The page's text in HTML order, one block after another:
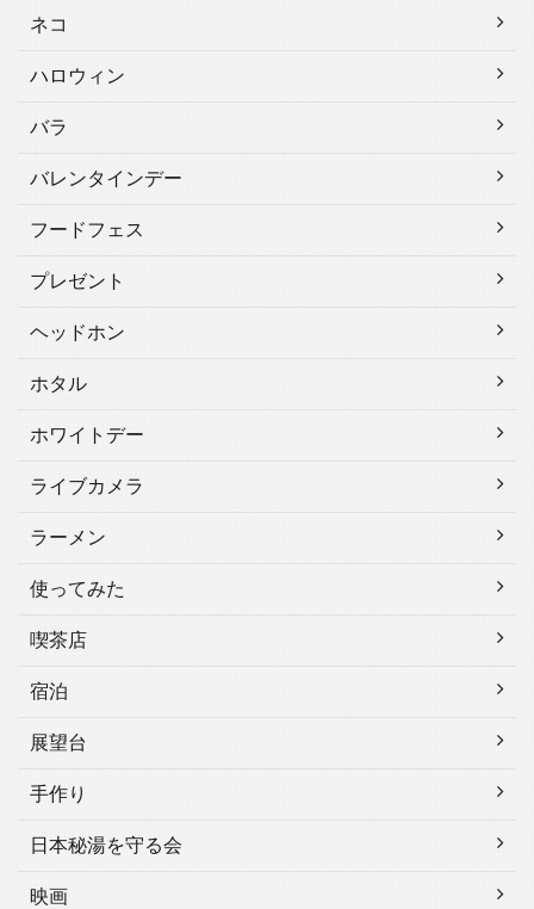
ネコ
ハロウィン
バラ
バレンタインデー
フードフェス
プレゼント
ヘッドホン
ホタル
ホワイトデー
ライブカメラ
ラーメン
使ってみた
喫茶店
宿泊
展望台
手作り
日本秘湯を守る会
映画